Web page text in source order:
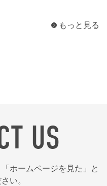
もっと見る
US
ホームページを見た」と
い。